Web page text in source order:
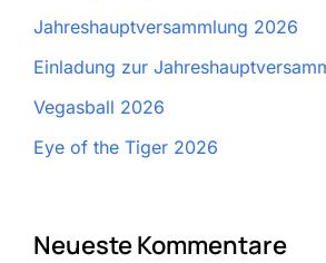
Jahreshauptversammlung 2026
Einladung zur
Vegasball 2026
Eye of the Tiger 2026
Neueste Kommentare